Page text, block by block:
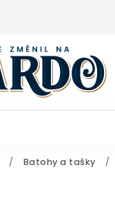
/ Batohy a tašky /